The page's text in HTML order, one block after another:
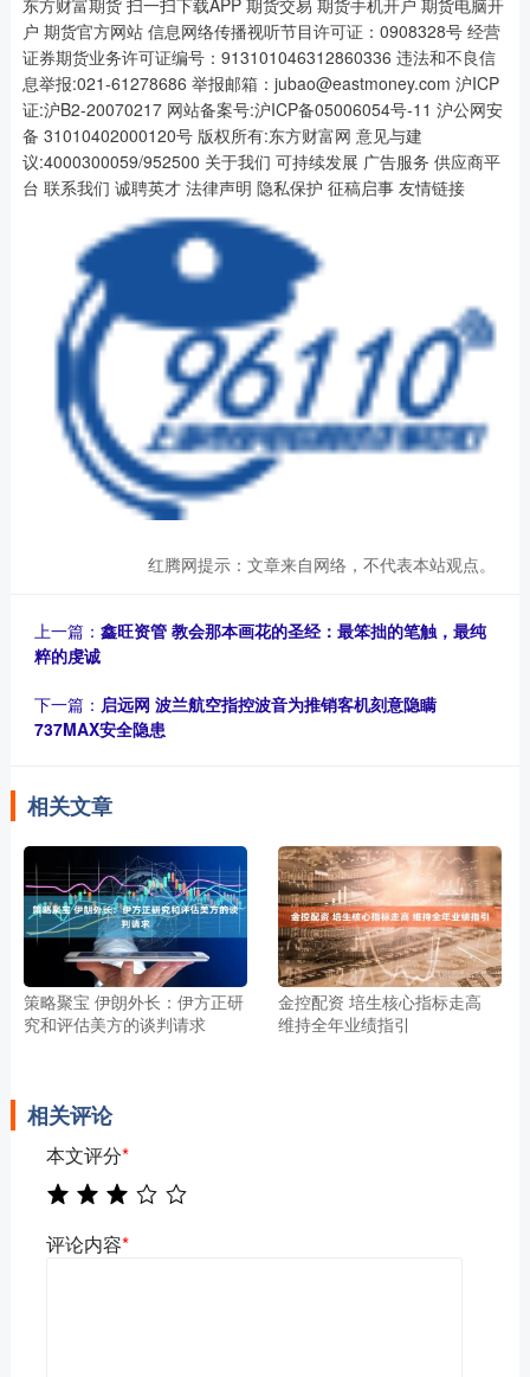
户 期货官方网站 信息网络传播视听节目许可证：0908328号 经营
证券期货业务许可证编号：913101046312860336 违法和不良信
息举报:021-61278686 举报邮箱：jubao@eastmoney.com 沪ICP
证:沪B2-20070217 网站备案号:沪ICP备05006054号-11 沪公网安
备 31010402000120号 版权所有:东方财富网 意见与建
议:4000300059/952500 关于我们 可持续发展 广告服务 供应商平
台 联系我们 诚聘英才 法律声明 隐私保护 征稿启事 友情链接
红腾网提示：文章来自网络，不代表本站观点。
上一篇： 鑫旺资管 教会那本画花的圣经：最笨拙的笔触，最纯
粹的虔诚
下一篇： 启远网 波兰航空指控波音为推销客机刻意隐瞒
737MAX安全隐患
相关文章
策略聚宝 伊朗外长：伊方正研
究和评估美方的谈判请求
金控配资 培生核心指标走高
维持全年业绩指引
相关评论
本文评分*
评论内容*